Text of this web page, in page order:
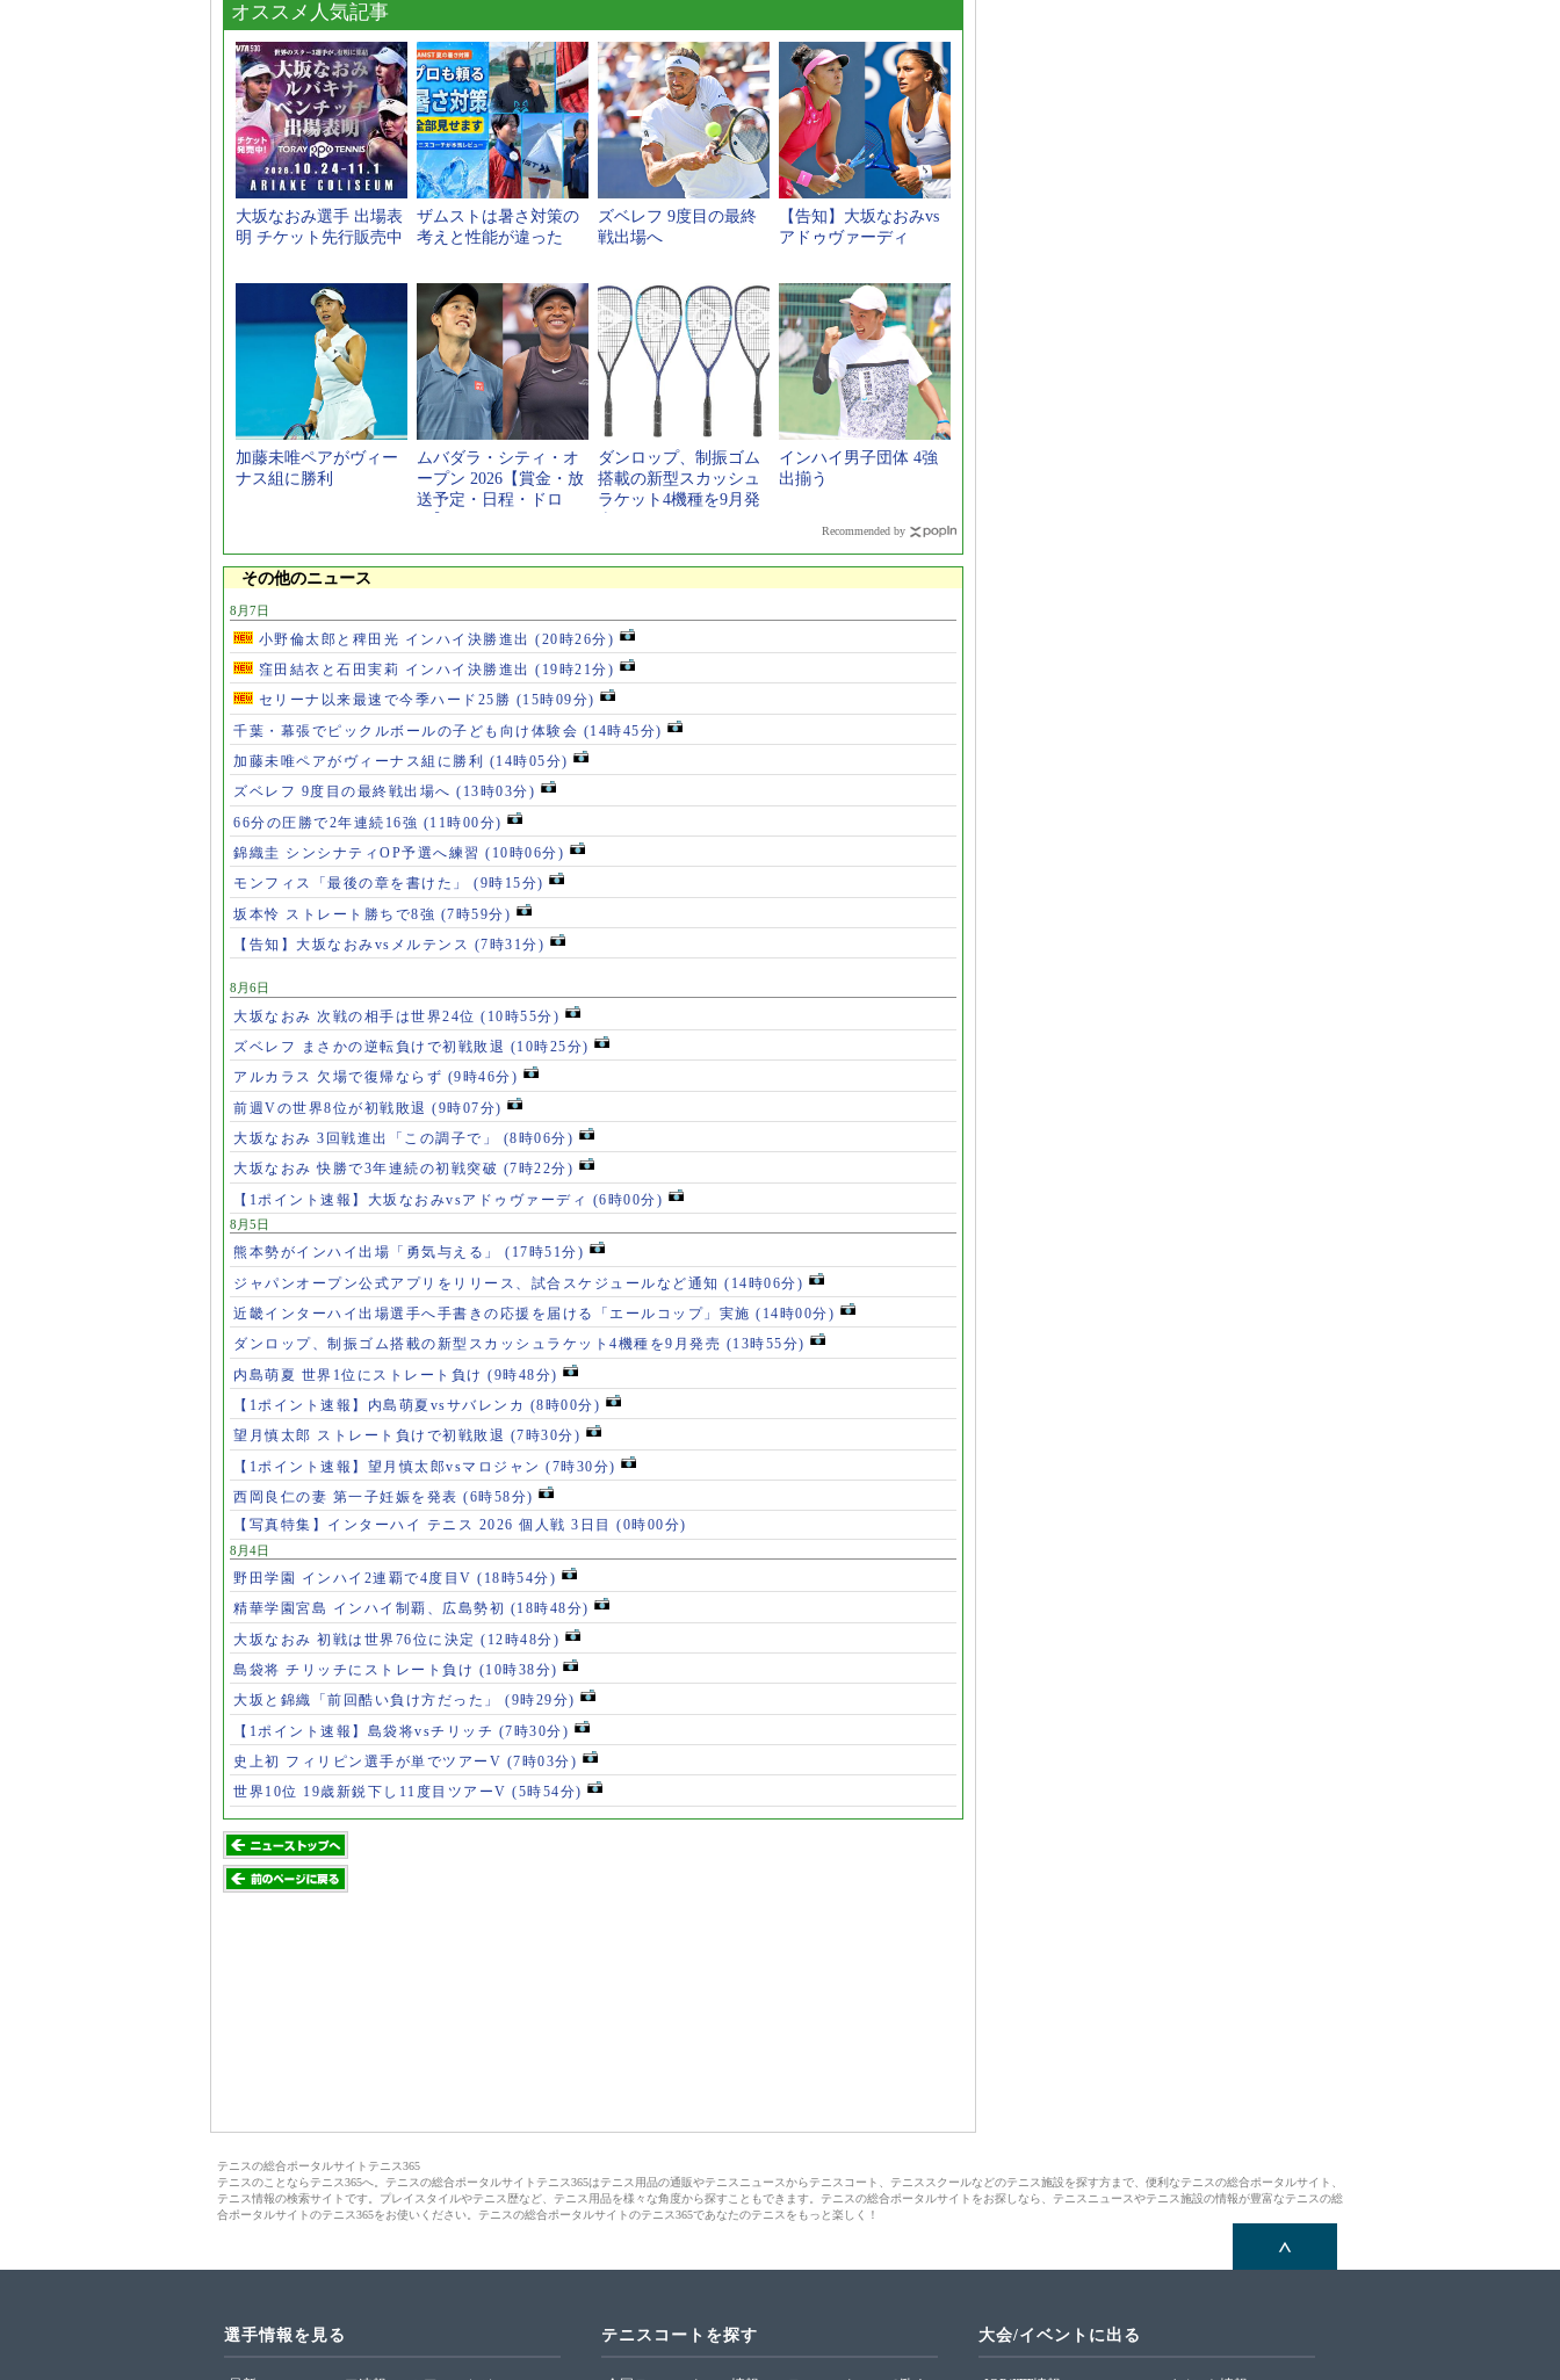
オススメ人気記事
大坂なおみ選手 出場表
明 チケット先行販売中
ザムストは暑さ対策の
考えと性能が違った
ズベレフ 9度目の最終
戦出場へ
【告知】大坂なおみvs
アドゥヴァーディ
加藤未唯ペアがヴィー
ナス組に勝利
ムバダラ・シティ・オ
ープン 2026【賞金・放
送予定・日程・ドロ
ダンロップ、制振ゴム
搭載の新型スカッシュ
ラケット4機種を9月発
インハイ男子団体 4強
出揃う
Recommended by
その他のニュース
8月7日
小野倫太郎と稗田光 インハイ決勝進出 (20時26分)
窪田結衣と石田実莉 インハイ決勝進出 (19時21分)
セリーナ以来最速で今季ハード25勝 (15時09分)
千葉・幕張でピックルボールの子ども向け体験会 (14時45分)
加藤未唯ペアがヴィーナス組に勝利 (14時05分)
ズベレフ 9度目の最終戦出場へ (13時03分)
66分の圧勝で2年連続16強 (11時00分)
錦織圭 シンシナティOP予選へ練習 (10時06分)
モンフィス「最後の章を書けた」 (9時15分)
坂本怜 ストレート勝ちで8強 (7時59分)
【告知】大坂なおみvsメルテンス (7時31分)
8月6日
大坂なおみ 次戦の相手は世界24位 (10時55分)
ズベレフ まさかの逆転負けで初戦敗退 (10時25分)
アルカラス 欠場で復帰ならず (9時46分)
前週Vの世界8位が初戦敗退 (9時07分)
大坂なおみ 3回戦進出「この調子で」 (8時06分)
大坂なおみ 快勝で3年連続の初戦突破 (7時22分)
【1ポイント速報】大坂なおみvsアドゥヴァーディ (6時00分)
8月5日
熊本勢がインハイ出場「勇気与える」 (17時51分)
ジャパンオープン公式アプリをリリース、試合スケジュールなど通知 (14時06分)
近畿インターハイ出場選手へ手書きの応援を届ける「エールコップ」実施 (14時00分)
ダンロップ、制振ゴム搭載の新型スカッシュラケット4機種を9月発売 (13時55分)
内島萌夏 世界1位にストレート負け (9時48分)
【1ポイント速報】内島萌夏vsサバレンカ (8時00分)
望月慎太郎 ストレート負けで初戦敗退 (7時30分)
【1ポイント速報】望月慎太郎vsマロジャン (7時30分)
西岡良仁の妻 第一子妊娠を発表 (6時58分)
【写真特集】インターハイ テニス 2026 個人戦 3日目 (0時00分)
8月4日
野田学園 インハイ2連覇で4度目V (18時54分)
精華学園宮島 インハイ制覇、広島勢初 (18時48分)
大坂なおみ 初戦は世界76位に決定 (12時48分)
島袋将 チリッチにストレート負け (10時38分)
大坂と錦織「前回酷い負け方だった」 (9時29分)
【1ポイント速報】島袋将vsチリッチ (7時30分)
史上初 フィリピン選手が単でツアーV (7時03分)
世界10位 19歳新鋭下し11度目ツアーV (5時54分)
テニスの総合ポータルサイトテニス365
テニスのことならテニス365へ。テニスの総合ポータルサイトテニス365はテニス用品の通販やテニスニュースからテニスコート、テニススクールなどのテニス施設を探す方まで、便利なテニスの総合ポータルサイト、
テニス情報の検索サイトです。プレイスタイルやテニス歴など、テニス用品を様々な角度から探すこともできます。テニスの総合ポータルサイトをお探しなら、テニスニュースやテニス施設の情報が豊富なテニスの総
合ポータルサイトのテニス365をお使いください。テニスの総合ポータルサイトのテニス365であなたのテニスをもっと楽しく！
選手情報を見る テニスコートを探す 大会/イベントに出る